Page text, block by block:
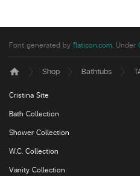
Font generated by flaticon.com. Under
home Shop Bathtubs
Cristina Site
Bath Collection
Shower Collection
W.C. Collection
Vanity Collection